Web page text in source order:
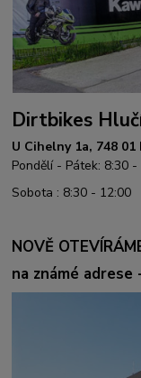
Dirtbikes
U Cihelny 1a, 748 01
Pondělí - Pátek: 8:30 -
Sobota : 8:30 - 12:00
NOVĚ
na známé